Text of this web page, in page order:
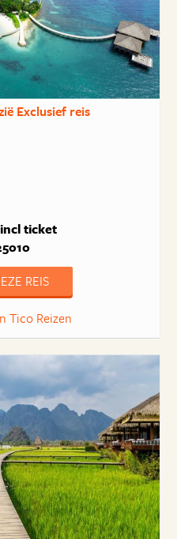
Exclusief reis
incl ticket
REIS
Tico Reizen